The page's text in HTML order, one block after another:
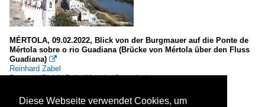
MÉRTOLA, 09.02.2022, Blick von der Burgmauer auf die Ponte de
Mértola sobre o rio Guadiana (Brücke von Mértola über den Fluss
Guadiana) 
Reinhard Zabel
Portugal / Distrikt Beja / Mertola (Concelho)
Diese Webseite verwendet Cookies, um